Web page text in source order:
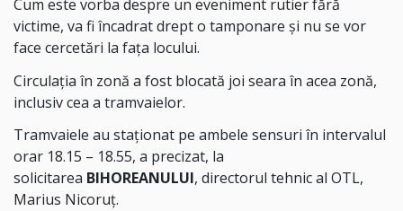
Cum este vorba despre un eveniment rutier fără
victime, va fi încadrat drept o tamponare și nu se vor
face cercetări la fața locului.
Circulația în zonă a fost blocată joi seara în acea zonă,
inclusiv cea a tramvaielor.
Tramvaiele au staționat pe ambele sensuri în intervalul
orar 18.15 – 18.55, a precizat, la
solicitarea BIHOREANULUI, directorul tehnic al OTL,
Marius Nicoruț.